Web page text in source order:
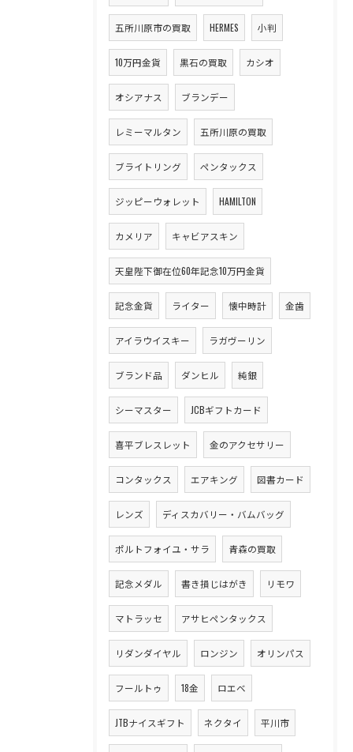
五所川原市の買取 HERMES 小判
10万円金貨 黒石の買取 カシオ
オシアナス ブランデー
レミーマルタン 五所川原の買取
ブライトリング ペンタックス
ジッピーウォレット HAMILTON
カメリア キャビアスキン
天皇陛下御在位60年記念10万円金貨
記念金貨 ライター 懐中時計 金歯
アイラウイスキー ラガヴーリン
ブランド品 ダンヒル 純銀
シーマスター JCBギフトカード
喜平ブレスレット 金のアクセサリー
コンタックス エアキング 図書カード
レンズ ディスカバリー・バムバッグ
ポルトフォイユ・サラ 青森の買取
記念メダル 書き損じはがき リモワ
マトラッセ アサヒペンタックス
リダンダイヤル ロンジン オリンパス
フールトゥ 18金 ロエベ
JTBナイスギフト ネクタイ 平川市